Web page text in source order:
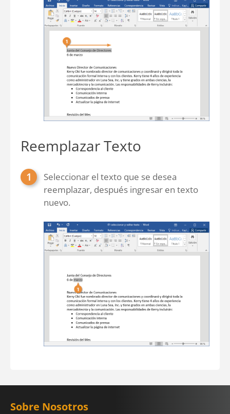
Reemplazar Texto
Seleccionar el texto que se desea
reemplazar, después ingresar en texto
nuevo.
Sobre Nosotros